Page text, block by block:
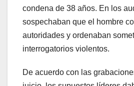
condena de 38 años. En los
sospechaban que el hombre
autoridades y ordenaban
interrogatorios violentos.
De acuerdo con las